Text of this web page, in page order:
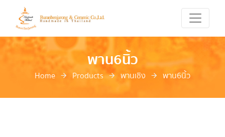
พาน6นิ้ว
Home Products พานเชิง พาน6นิ้ว